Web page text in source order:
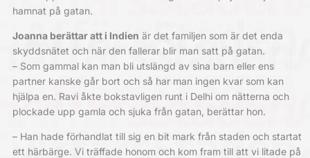
hamnat på gatan.
Joanna berättar att i Indien är det familjen som är det enda
skyddsnätet och när den fallerar blir man satt på gatan.
– Som gammal kan man bli utslängd av sina barn eller ens
partner kanske går bort och så har man ingen kvar som kan
hjälpa en. Ravi åkte bokstavligen runt i Delhi om nätterna och
plockade upp gamla och sjuka från gatan, berättar hon.
– Han hade förhandlat till sig en bit mark från staden och startat
ett härbärge. Vi träffade honom och kom fram till att vi litade på